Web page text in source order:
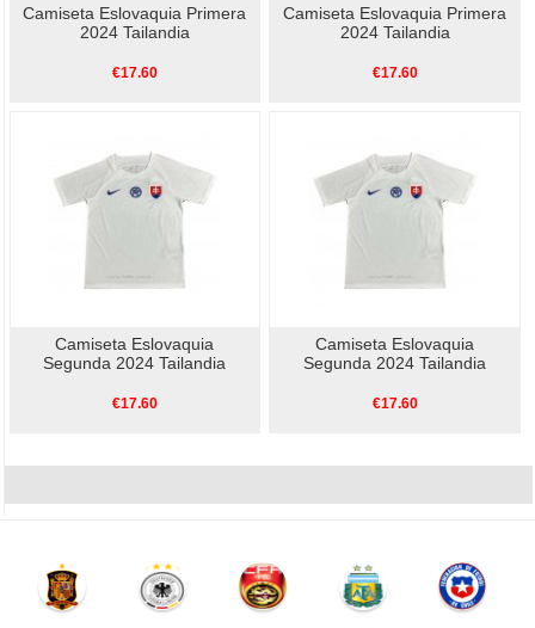
Camiseta Eslovaquia Primera
2024 Tailandia
€17.60
Camiseta Eslovaquia Primera
2024 Tailandia
€17.60
Camiseta Eslovaquia
Segunda 2024 Tailandia
€17.60
Camiseta Eslovaquia
Segunda 2024 Tailandia
€17.60